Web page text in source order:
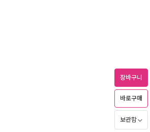
장바구니
바로구매
보관함